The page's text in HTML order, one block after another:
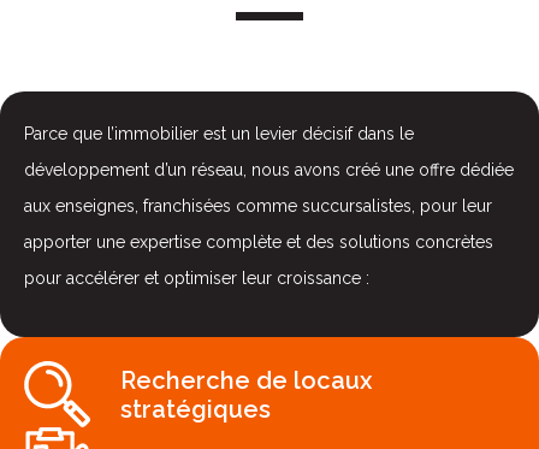
Parce que l’immobilier est un levier décisif dans le
développement d’un réseau, nous avons créé une offre dédiée
aux enseignes, franchisées comme succursalistes, pour leur
apporter une expertise complète et des solutions concrètes
pour accélérer et optimiser leur croissance :
Recherche de locaux
stratégiques